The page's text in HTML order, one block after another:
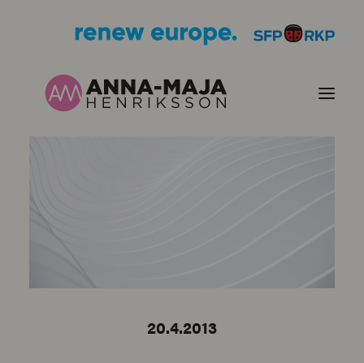
20.4.2013